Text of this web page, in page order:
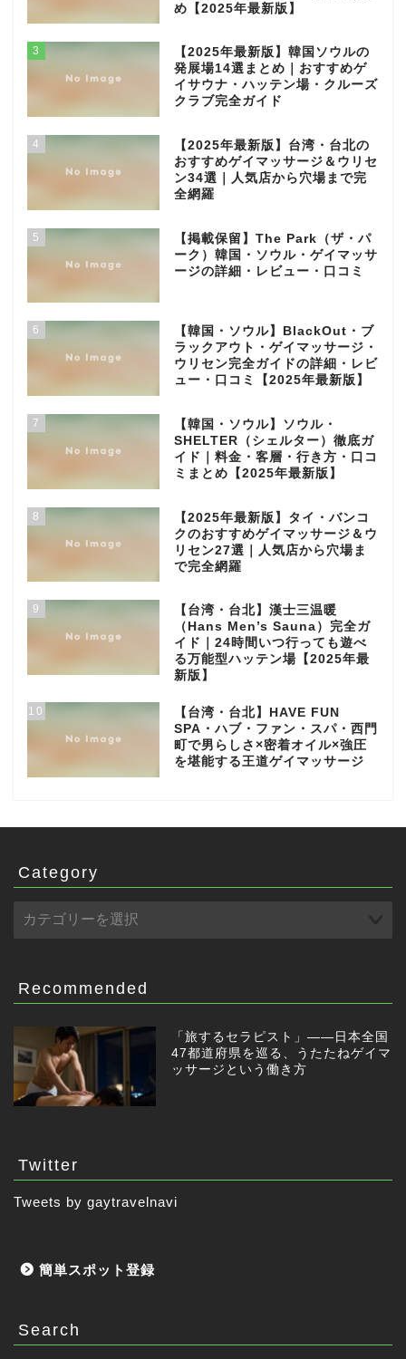
め【2025年最新版】
3
【2025年最新版】韓国ソウルの
発展場14選まとめ｜おすすめゲ
イサウナ・ハッテン場・クルーズ
クラブ完全ガイド
4
【2025年最新版】台湾・台北の
おすすめゲイマッサージ＆ウリセ
ン34選｜人気店から穴場まで完
全網羅
5
【掲載保留】The Park（ザ・パ
ーク）韓国・ソウル・ゲイマッサ
ージの詳細・レビュー・口コミ
6
【韓国・ソウル】BlackOut・ブ
ラックアウト・ゲイマッサージ・
ウリセン完全ガイドの詳細・レビ
ュー・口コミ【2025年最新版】
7
【韓国・ソウル】ソウル・
SHELTER（シェルター）徹底ガ
イド｜料金・客層・行き方・口コ
ミまとめ【2025年最新版】
8
【2025年最新版】タイ・バンコ
クのおすすめゲイマッサージ＆ウ
リセン27選｜人気店から穴場ま
で完全網羅
9
【台湾・台北】漢士三温暖
（Hans Men’s Sauna）完全ガ
イド｜24時間いつ行っても遊べ
る万能型ハッテン場【2025年最
新版】
10
【台湾・台北】HAVE FUN
SPA・ハブ・ファン・スパ・西門
町で男らしさ×密着オイル×強圧
を堪能する王道ゲイマッサージ
Category
Recommended
「旅するセラピスト」——日本全国
47都道府県を巡る、うたたねゲイマ
ッサージという働き方
Twitter
Tweets by gaytravelnavi
簡単スポット登録
Search